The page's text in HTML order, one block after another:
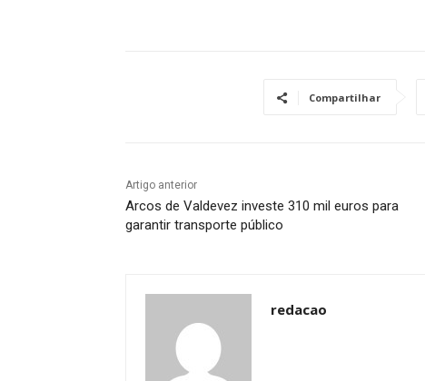
Compartilhar
Artigo anterior
Arcos de Valdevez investe 310 mil euros para
garantir transporte público
redacao